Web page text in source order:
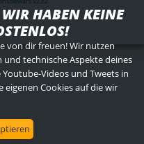
HABEN KEINE
von dir freuen! Wir nutzen
und technische Aspekte deines
Videos und Tweets in
Cookies auf die wir